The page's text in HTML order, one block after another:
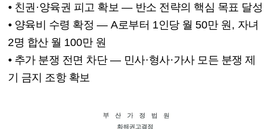
⦁ 친권 ·양육권 피고 확보 — 반소 전략의 핵심 목표 달성
⦁ 양육비 수령 확정 — A로부터 1인당 월50만 원 , 자녀
2명 합산 월 100만 원
⦁ 추가 분쟁 전면 차단 — 민사·형사·가사 모든 분쟁 제
기 금지 조항 확보